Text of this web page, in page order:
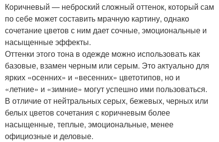
Коричневый — неброский сложный оттенок, который сам
по себе может составить мрачную картину, однако
сочетание цветов с ним дает сочные, эмоциональные и
насыщенные эффекты.
Оттенки этого тона в одежде можно использовать как
базовые, взамен черным или серым. Это актуально для
ярких «осенних» и «весенних» цветотипов, но и
«летние» и «зимние» могут успешно ими пользоваться.
В отличие от нейтральных серых, бежевых, черных или
белых цветов сочетания с коричневым более
насыщенные, теплые, эмоциональные, менее
официозные и деловые.